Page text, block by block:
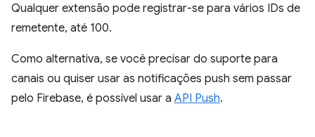
Qualquer extensão pode registrar-se para vários IDs de
remetente, até 100.
Como alternativa, se você precisar do suporte para
canais ou quiser usar as notificações push sem passar
pelo Firebase, é possível usar a API Push.